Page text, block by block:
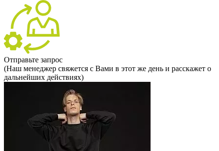
Отправьте запрос
(Наш менеджер свяжется с Вами в этот же день и расскажет о
дальнейших действиях)